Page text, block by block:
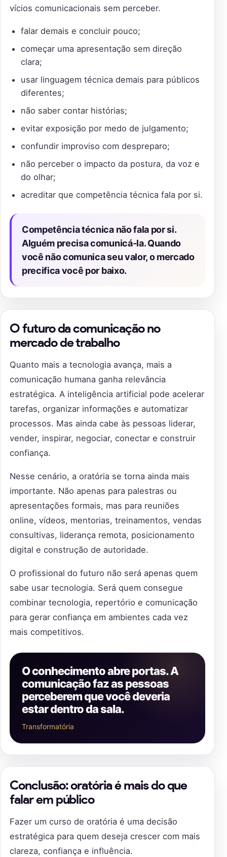
vícios comunicacionais sem perceber.
falar demais e concluir pouco;
começar uma apresentação sem direção
clara;
usar linguagem técnica demais para públicos
diferentes;
não saber contar histórias;
evitar exposição por medo de julgamento;
confundir improviso com despreparo;
não perceber o impacto da postura, da voz e
do olhar;
acreditar que competência técnica fala por si.
Competência técnica não fala por si.
Alguém precisa comunicá-la. Quando
você não comunica seu valor, o mercado
precifica você por baixo.
O futuro da comunicação no
mercado de trabalho
Quanto mais a tecnologia avança, mais a
comunicação humana ganha relevância
estratégica. A inteligência artificial pode acelerar
tarefas, organizar informações e automatizar
processos. Mas ainda cabe às pessoas liderar,
vender, inspirar, negociar, conectar e construir
confiança.
Nesse cenário, a oratória se torna ainda mais
importante. Não apenas para palestras ou
apresentações formais, mas para reuniões
online, vídeos, mentorias, treinamentos, vendas
consultivas, liderança remota, posicionamento
digital e construção de autoridade.
O profissional do futuro não será apenas quem
sabe usar tecnologia. Será quem consegue
combinar tecnologia, repertório e comunicação
para gerar confiança em ambientes cada vez
mais competitivos.
O conhecimento abre portas. A
comunicação faz as pessoas
perceberem que você deveria
estar dentro da sala.
Transformatória
Conclusão: oratória é mais do que
falar em público
Fazer um curso de oratória é uma decisão
estratégica para quem deseja crescer com mais
clareza, confiança e influência.